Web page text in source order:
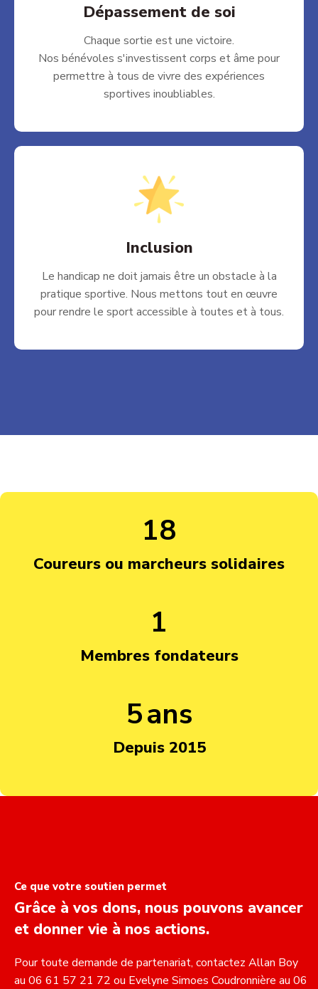
Dépassement de soi
Chaque sortie est une victoire.
Nos bénévoles s'investissent corps et âme pour
permettre à tous de vivre des expériences
sportives inoubliables.
Inclusion
Le handicap ne doit jamais être un obstacle à la
pratique sportive. Nous mettons tout en œuvre
pour rendre le sport accessible à toutes et à tous.
30
Coureurs ou marcheurs solidaires
2
Membres fondateurs
8ans
Depuis 2015
Ce que votre soutien permet
Grâce à vos dons, nous pouvons avancer
et donner vie à nos actions.
Pour toute demande de partenariat, contactez Allan Boy
au 06 61 57 21 72 ou Evelyne Simoes Coudronnière au 06